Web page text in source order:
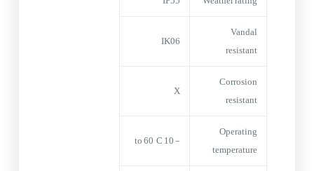
Vandal
resistant
IK06
Corrosion
resistant
X
Operating
temperature
-10° to 60° C